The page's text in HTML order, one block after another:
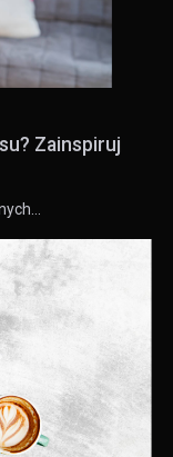
Zainspiruj